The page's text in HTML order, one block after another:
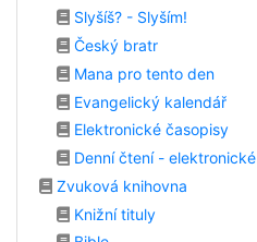
Slyšíš? - Slyším!
Český bratr
Mana pro tento den
Evangelický kalendář
Elektronické časopisy
Denní čtení - elektronické
Zvuková knihovna
Knižní tituly